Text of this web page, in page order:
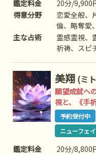
鑑定料金
20分/9,900
得意分野
恋愛全般、
倫、略奪愛
離婚、夫婦
教育、介護
主な占術
霊感霊視、
祈祷、スピ
ど
美翔 (ミ
願望成就へ
視と、《手
の幸福招来
予約受付中
ニューフェ
鑑定料金
20分/8,800